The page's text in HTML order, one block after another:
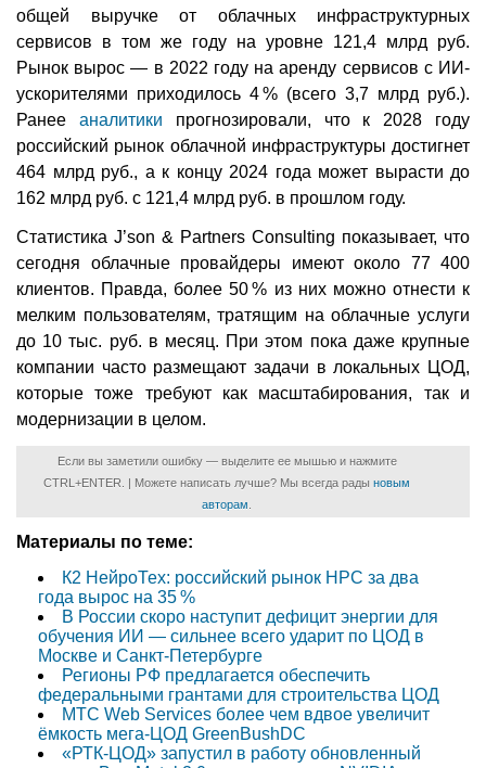
общей выручке от облачных инфраструктурных
сервисов в том же году на уровне 121,4 млрд руб.
Рынок вырос — в 2022 году на аренду сервисов с ИИ-
ускорителями приходилось 4 % (всего 3,7 млрд руб.).
Ранее аналитики прогнозировали, что к 2028 году
российский рынок облачной инфраструктуры достигнет
464 млрд руб., а к концу 2024 года может вырасти до
162 млрд руб. с 121,4 млрд руб. в прошлом году.
Статистика J’son & Partners Consulting показывает, что
сегодня облачные провайдеры имеют около 77 400
клиентов. Правда, более 50 % из них можно отнести к
мелким пользователям, тратящим на облачные услуги
до 10 тыс. руб. в месяц. При этом пока даже крупные
компании часто размещают задачи в локальных ЦОД,
которые тоже требуют как масштабирования, так и
модернизации в целом.
Если вы заметили ошибку — выделите ее мышью и нажмите
CTRL+ENTER. | Можете написать лучше? Мы всегда рады новым
авторам
Материалы по теме:
К2 НейроТех: российский рынок HPC за два
года вырос на 35 %
В России скоро наступит дефицит энергии для
обучения ИИ — сильнее всего ударит по ЦОД в
Москве и Санкт-Петербурге
Регионы РФ предлагается обеспечить
федеральными грантами для строительства ЦОД
МТС Web Services более чем вдвое увеличит
ёмкость мега-ЦОД GreenBushDC
«РТК-ЦОД» запустил в работу обновленный